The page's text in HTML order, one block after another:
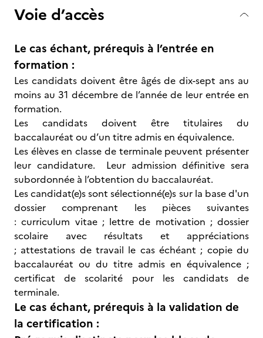
Voie d’accès
Le cas échant, prérequis à l’entrée en
formation :
Les candidats doivent être âgés de dix-sept ans au
moins au 31 décembre de l’année de leur entrée en
formation.
Les candidats doivent être titulaires du
baccalauréat ou d’un titre admis en équivalence.
Les élèves en classe de terminale peuvent présenter
leur candidature. Leur admission définitive sera
subordonnée à l’obtention du baccalauréat.
Les candidat(e)s sont sélectionné(e)s sur la base d'un
dossier comprenant les pièces suivantes
: curriculum vitae ; lettre de motivation ; dossier
scolaire avec résultats et appréciations
; attestations de travail le cas échéant ; copie du
baccalauréat ou du titre admis en équivalence ;
certificat de scolarité pour les candidats de
terminale.
Le cas échant, prérequis à la validation de
la certification :